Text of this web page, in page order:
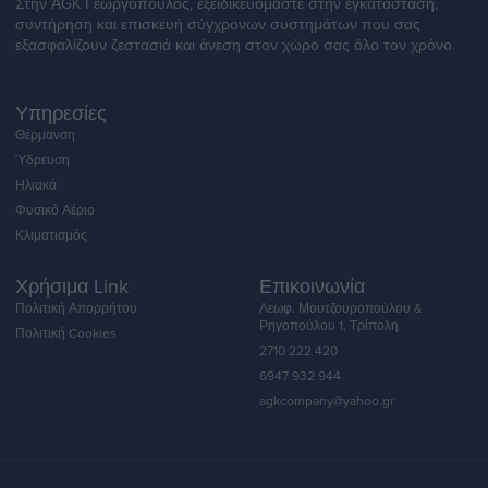
συντήρηση και επισκευή σύγχρονων συστημάτων που σας
εξασφαλίζουν ζεστασιά και άνεση στον χώρο σας όλο τον χρόνο.
Υπηρεσίες
Θέρμανση
Ύδρευση
Ηλιακά
Φυσικό Αέριο
Κλιματισμός
Χρήσιμα Link
Πολιτική Απορρήτου
Πολιτική Cookies
Επικοινωνία
Λεωφ. Μουτζουροπούλου &
Ρηγοπούλου 1, Τρίπολη
2710 222 420
6947 932 944
agkcompany@yahoo.gr